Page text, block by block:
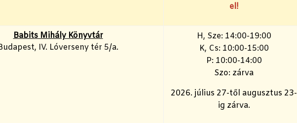
el!
Babits Mihály Könyvtár
IV. Lóverseny tér 5/a.
H, Sze: 14:00-19:00
K, Cs: 10:00-15:00
P: 10:00-14:00
Szo: zárva
2026. július 27-től augusztus 23-
ig zárva.